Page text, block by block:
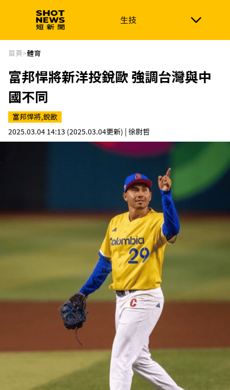
生技
生技 政治
新南向 體育
首頁>體育
富邦悍將新洋投銳歐 強調台灣與中
國不同
富邦悍將,銳歐
2025.03.04 14:13 (2025.03.04更新) | 徐尉哲